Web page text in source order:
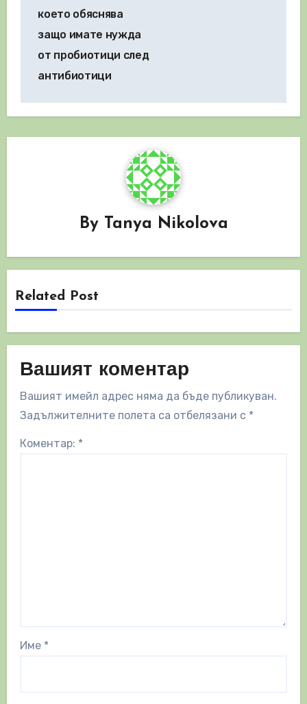
което обяснява
защо имате нужда
от пробиотици след
антибиотици
By Tanya Nikolova
Related Post
Вашият коментар
Вашият имейл адрес няма да бъде публикуван.
Задължителните полета са отбелязани с *
Коментар: *
Име *